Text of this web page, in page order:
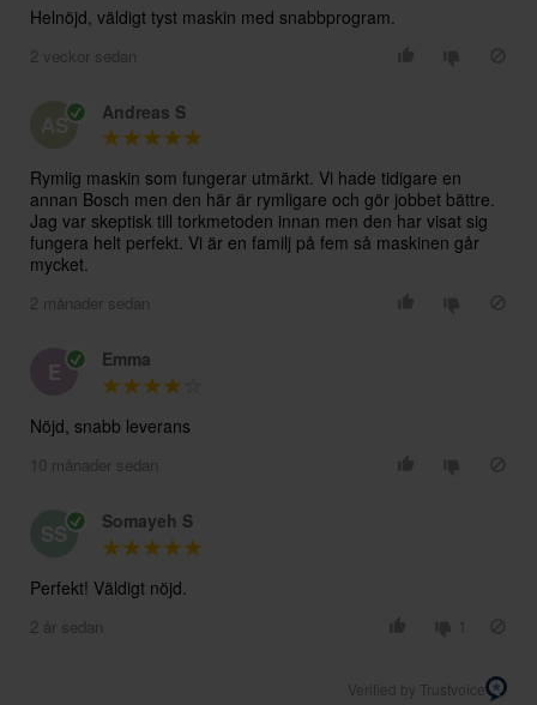
Helnöjd, väldigt tyst maskin med snabbprogram.
2 veckor sedan
Andreas S
Rymlig maskin som fungerar utmärkt. Vi hade tidigare en
annan Bosch men den här är rymligare och gör jobbet bättre.
Jag var skeptisk till torkmetoden innan men den har visat sig
fungera helt perfekt. Vi är en familj på fem så maskinen går
mycket.
2 månader sedan
Emma
Nöjd, snabb leverans
10 månader sedan
Somayeh S
Perfekt! Väldigt nöjd.
2 år sedan
Verified by Trustvoice